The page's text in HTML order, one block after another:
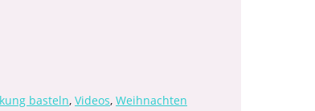
basteln, Videos, Weihnachten